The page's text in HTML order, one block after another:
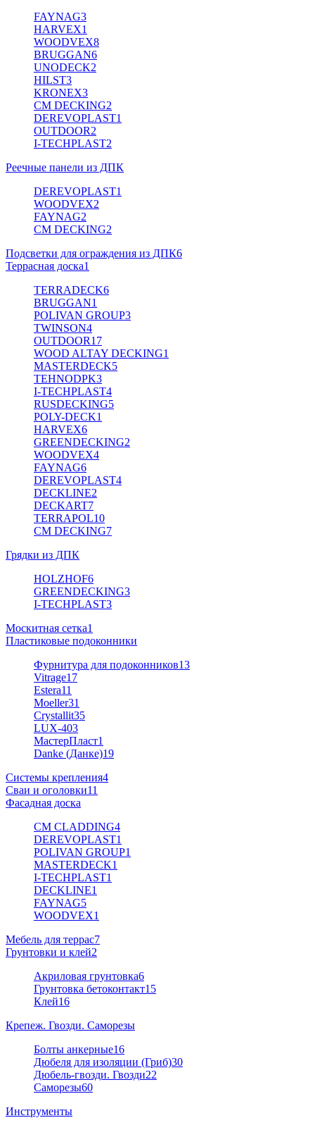
FAYNAG3
HARVEX1
WOODVEX8
BRUGGAN6
UNODECK2
HILST3
KRONEX3
CM DECKING2
DEREVOPLAST1
OUTDOOR2
I-TECHPLAST2
Реечные панели из ДПК
DEREVOPLAST1
WOODVEX2
FAYNAG2
CM DECKING2
Подсветки для ограждения из ДПК6
Террасная доска1
TERRADECK6
BRUGGAN1
POLIVAN GROUP3
TWINSON4
OUTDOOR17
WOOD ALTAY DECKING1
MASTERDECK5
TEHNODPK3
I-TECHPLAST4
RUSDECKING5
POLY-DECK1
HARVEX6
GREENDECKING2
WOODVEX4
FAYNAG6
DEREVOPLAST4
DECKLINE2
DECKART7
TERRAPOL10
CM DECKING7
Грядки из ДПК
HOLZHOF6
GREENDECKING3
I-TECHPLAST3
Москитная сетка1
Пластиковые подоконники
Фурнитура для подоконников13
Vitrage17
Estera11
Moeller31
Crystallit35
LUX-403
МастерПласт1
Danke (Данке)19
Системы крепления4
Сваи и оголовки11
Фасадная доска
CM CLADDING4
DEREVOPLAST1
POLIVAN GROUP1
MASTERDECK1
I-TECHPLAST1
DECKLINE1
FAYNAG5
WOODVEX1
Мебель для террас7
Грунтовки и клей2
Акриловая грунтовка6
Грунтовка бетоконтакт15
Клей16
Крепеж. Гвозди. Саморезы
Болты анкерные16
Дюбеля для изоляции (Гриб)30
Дюбель-гвозди. Гвозди22
Саморезы60
Инструменты